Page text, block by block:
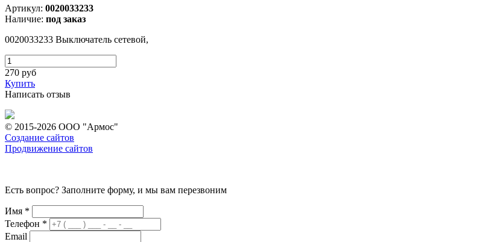
Артикул: 0020033233
Наличие: под заказ
0020033233 Выключатель сетевой,
270 руб
Купить
Написать отзыв
© 2015-2026 ООО "Армос"
Создание сайтов
Продвижение сайтов
Есть вопрос? Заполните форму, и мы вам перезвоним
Имя *
Телефон *
Email